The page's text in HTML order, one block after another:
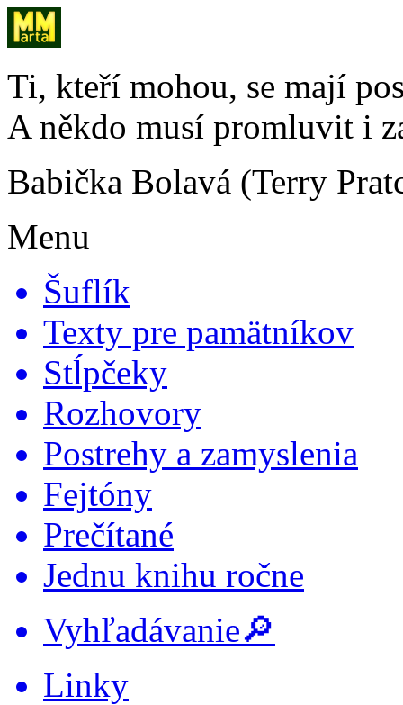
Ti, kteří mohou, se mají
A někdo musí promluvit i
Babička Bolavá (Terry
Menu
Šuflík
Texty pre pamätníkov
Stĺpčeky
Rozhovory
Postrehy a zamyslenia
Fejtóny
Prečítané
Jednu knihu ročne
Vyhľadávanie🔎
Linky